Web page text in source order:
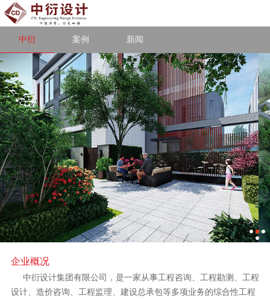
中衍 案例 新闻
企业概况
中衍设计集团有限公司，是一家从事工程咨询、工程勘测、工程
设计、造价咨询、工程监理、建设总承包等多项业务的综合性工程